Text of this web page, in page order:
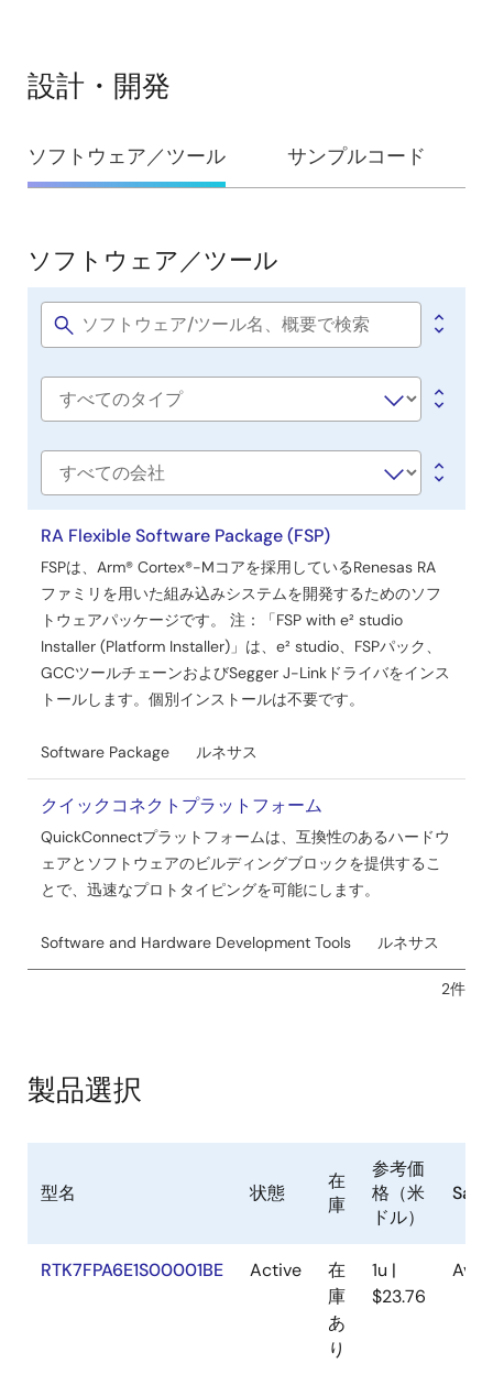
設計・開発
設
計・
発
ソフトウェア／ツール サンプルコード
ソ
フ
ト
ウ
ア
／
ツ
ー
ル
ソフトウェア／ツール
Software
Software
社
名
RA Flexible Software Package (FSP)
FSPは、Arm® Cortex®-Mコアを採用しているRenesas RA
ファミリを用いた組み込みシステムを開発するためのソフ
トウェアパッケージです。 注：「FSP with e² studio
Installer (Platform Installer)」は、e² studio、FSPパック、
GCCツールチェーンおよびSegger J-Linkドライバをインス
トールします。個別インストールは不要です。
Software Package ルネサス
クイックコネクトプラットフォーム
QuickConnectプラットフォームは、互換性のあるハードウ
ェアとソフトウェアのビルディングブロックを提供するこ
とで、迅速なプロトタイピングを可能にします。
Software and Hardware Development Tools ルネサス
2件
製品選択
型名 状態
在
庫
参考価
格（米
ドル）
RTK7FPA6E1S00001BE Active
在
庫
あ
り
1u |
$23.76